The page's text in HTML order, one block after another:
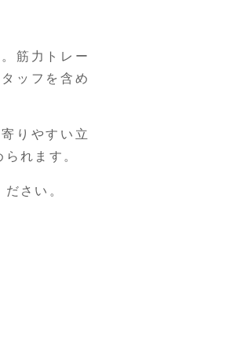
筋力トレー
ッフを含め
りやすい立
れます。
さい。